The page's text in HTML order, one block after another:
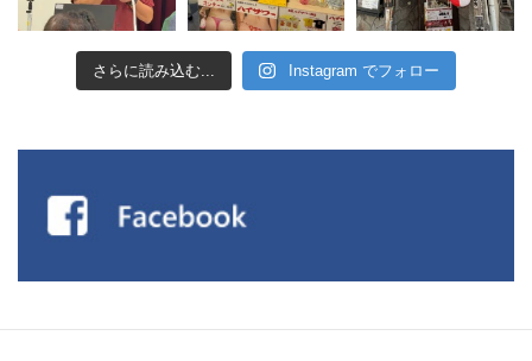
さらに読み込む... Instagram でフォロー